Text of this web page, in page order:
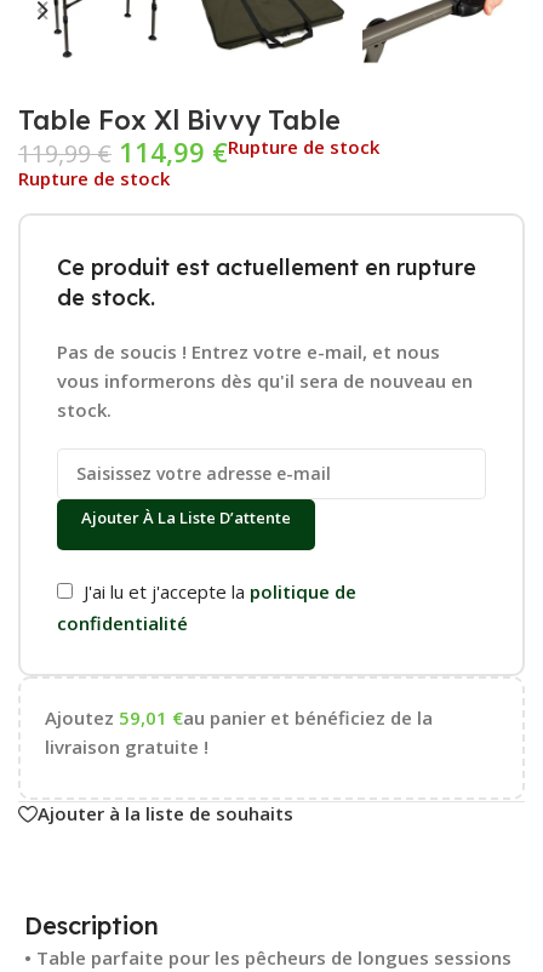
Table Fox Xl Bivvy Table
119,99€ 114,99 €Rupture de stock
Rupture de stock
Ce produit est actuellement en rupture
de stock.
Pas de soucis ! Entrez votre e-mail, et nous
vous informerons dès qu'il sera de nouveau en
stock.
Ajouter À La Liste D’attente
J'ai lu et j'accepte la politique de
confidentialité
Ajoutez 59,01 €au panier et bénéficiez de la
livraison gratuite !
Ajouter à la liste de souhaits
Description
• Table parfaite pour les pêcheurs de longues sessions